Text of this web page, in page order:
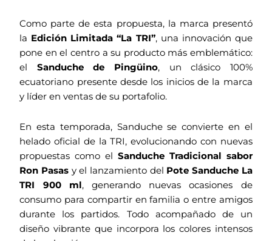
Como parte de esta propuesta, la marca presentó
la Edición Limitada “La TRI”, una innovación que
pone en el centro a su producto más emblemático:
el Sanduche de Pingüino, un clásico 100%
ecuatoriano presente desde los inicios de la marca
y líder en ventas de su portafolio.
En esta temporada, Sanduche se convierte en el
helado oficial de la TRI, evolucionando con nuevas
propuestas como el Sanduche Tradicional sabor
Ron Pasas y el lanzamiento del Pote Sanduche La
TRI 900 ml, generando nuevas ocasiones de
consumo para compartir en familia o entre amigos
durante los partidos. Todo acompañado de un
diseño vibrante que incorpora los colores intensos